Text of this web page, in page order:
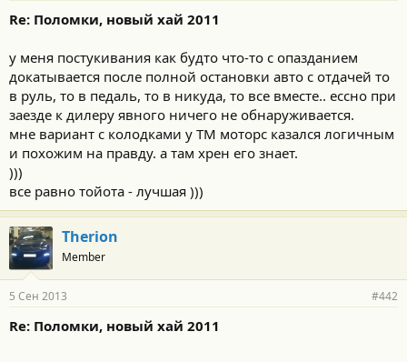
Re: Поломки, новый хай 2011
у меня постукивания как будто что-то с опазданием
докатывается после полной остановки авто с отдачей то
в руль, то в педаль, то в никуда, то все вместе.. ессно при
заезде к дилеру явного ничего не обнаруживается.
мне вариант с колодками у ТМ моторс казался логичным
и похожим на правду. а там хрен его знает.
)))
все равно тойота - лучшая )))
Therion
Member
5 Сен 2013 #442
Re: Поломки, новый хай 2011